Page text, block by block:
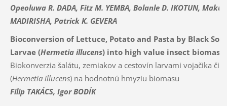
Opeoluwa R. DADA, Fitz M. YEMBA, Bolanle D. IKOTUN,
MADIRISHA, Patrick K. GEVERA
Bioconversion of Lettuce, Potato and Pasta by Black
Larvae (Hermetia illucens) into high value insect biomass
Biokonverzia šalátu, zemiakov a cestovín larvami vojačika
(Hermetia illucens) na hodnotnú hmyziu biomasu
Filip TAKÁCS, Igor BODÍK